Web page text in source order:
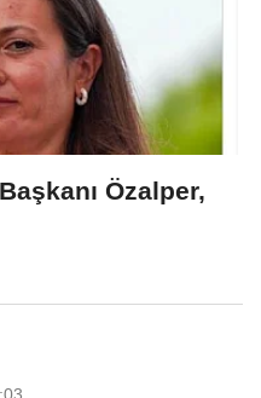
Özalper,